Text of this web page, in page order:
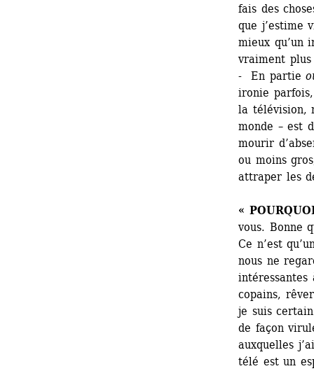
fais des
que j’estime
mieux qu’un
vraiment
- En partie
ironie
la télévision,
monde – est
mourir
ou moins
attraper les
«
vous. Bonne
Ce n’est
nous ne
copains,
je suis
de façon
auxquelles
télé est un